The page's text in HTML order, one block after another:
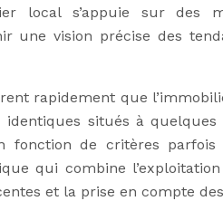
local s’appuie sur des
une vision précise des
rapidement que
situés à quelques
de critères parfois
qui combine
et la prise en compte